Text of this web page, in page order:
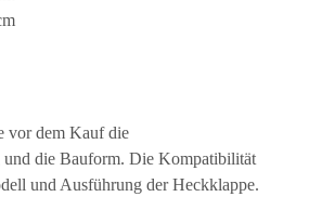
vor dem Kauf die
und die Bauform. Die Kompatibilität
und Ausführung der Heckklappe.